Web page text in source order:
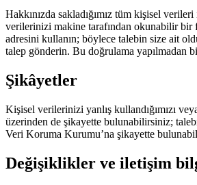
Hakkınızda sakladığımız tüm kişisel
verilerinizi makine tarafından okunabilir bir
adresini kullanın; böylece talebin size ait
talep gönderin. Bu doğrulama yapılmadan
Şikâyetler
Kişisel verilerinizi yanlış kullandığımızı
üzerinden de şikayette bulunabilirsiniz;
Veri Koruma Kurumu’na şikayette
Değişiklikler ve iletişim